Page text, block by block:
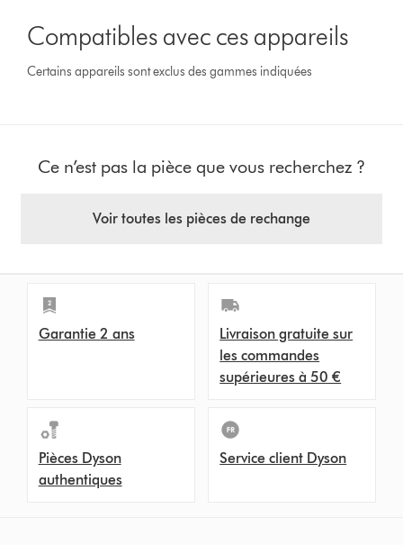
Compatibles avec ces appareils
Certains appareils sont exclus des gammes indiquées
Ce n’est pas la pièce que vous recherchez ?
Voir toutes les pièces de rechange
Garantie 2 ans
Livraison gratuite sur
les commandes
supérieures à 50 €
Pièces Dyson
authentiques
Service client Dyson